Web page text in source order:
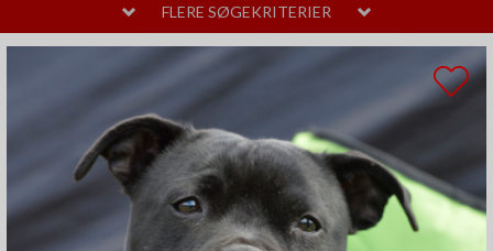
MELLEM
MELLEM
MEGET
TEMPERAMENT
MELLEM
SELVSTÆNDIG
ANDRE EGENSKABER
GOD TIL AGILITY
GOD TIL ÆLDRE
BØRNEVENLIG
JAGTHUND
BRUGSHUND
GØR SJÆLDENT
FLERE SØGEKRITERIER